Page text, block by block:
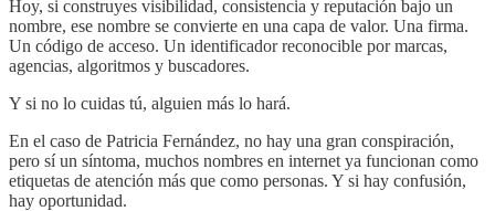
Hoy, si construyes visibilidad, consistencia y reputación bajo un
nombre, ese nombre se convierte en una capa de valor. Una firma.
Un código de acceso. Un identificador reconocible por marcas,
agencias, algoritmos y buscadores.
Y si no lo cuidas tú, alguien más lo hará.
En el caso de Patricia Fernández, no hay una gran conspiración,
pero sí un síntoma, muchos nombres en internet ya funcionan como
etiquetas de atención más que como personas. Y si hay confusión,
hay oportunidad.